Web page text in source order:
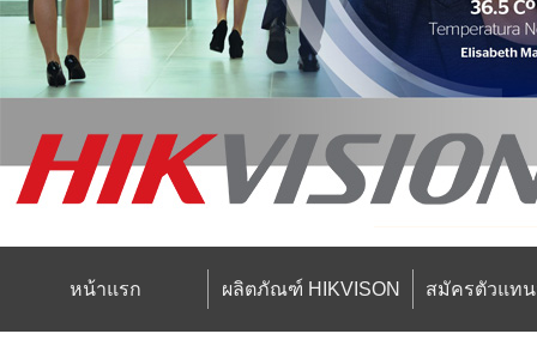
หน้าแรก ผลิตภัณฑ์ HIKVISON สมัครตัวแท